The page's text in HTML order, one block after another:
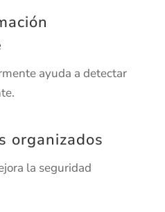
ayuda a detectar
organizados
la seguridad